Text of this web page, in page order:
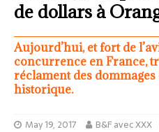
de dollars à
Aujourd’hui, et fort de
concurrence en France,
réclament des
historique.
May 19, 2017 B&F avec XXX